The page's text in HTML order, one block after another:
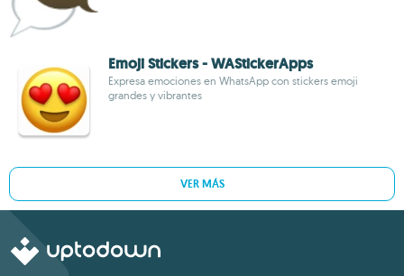
Emoji Stickers - WAStickerApps
Expresa emociones en WhatsApp con stickers emoji
grandes y vibrantes
VER MÁS